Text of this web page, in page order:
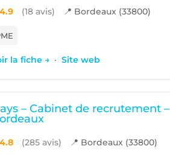
(18 avis) 📍 Bordeaux (33800)
la fiche → · Site web
– Cabinet de recrutement –
(285 avis) 📍 Bordeaux (33800)